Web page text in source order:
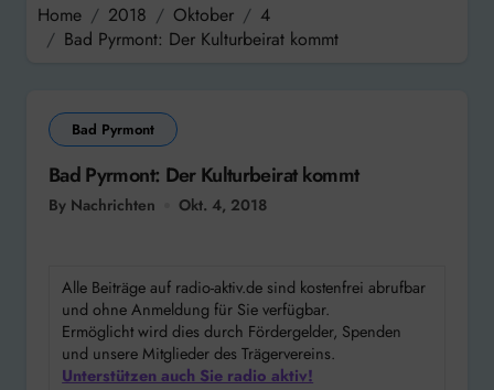
Home 2018 Oktober
4
Bad Pyrmont: Der Kulturbeirat kommt
Bad Pyrmont
Bad Pyrmont: Der Kulturbeirat kommt
By Nachrichten Okt. 4, 2018
Alle Beiträge auf radio-aktiv.de sind kostenfrei abrufbar
und ohne Anmeldung für Sie verfügbar.
Ermöglicht wird dies durch Fördergelder, Spenden
und unsere Mitglieder des Trägervereins.
Unterstützen auch Sie radio aktiv!